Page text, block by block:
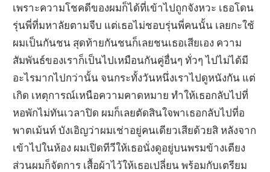
เพราะความโชคดีของผมก็ได้ที่เข้าไปถูกจังหวะ เธอโดน
รุ่นพี่ที่มหาลัยตามจีบ แต่เธอไม่ชอบรุ่นพี่คนนั้น เลยกะใช้
ผมเป็นกันชน สุดท้ายกันชนก็เลยชนเธอเสียเอง ความ
สัมพันธ์ของเราก็เป็นไปเหมือนกันคู่อื่นๆ ทั่วๆ ไปไม่ได้มี
อะไรมากไปกว่านั้น จนกระทั้งวันหนึ่งเราไปดูหนังกัน แต่
เกิด เหตุการณ์เหนือความคาดหมาย ทำให้เธอกลับไปที่
หอพักไม่ทันเวลาปิด ผมก็เลยตัดสินใจพาเธอกลับไปที่อ
พาตเม้นท์ บังเอิญว่าผมเช่าอยู่คนเดียวเสียด้วยสิ หลังจาก
เข้าไปในห้อง ผมเปิดทีวีให้เธอนั่งดูอยู่บนพรมข้างเตียง
ส่วนผมก็จัดการ เสื้อผ้าไว้ให้เธอเปลี่ยน พร้อมกับเตรียม